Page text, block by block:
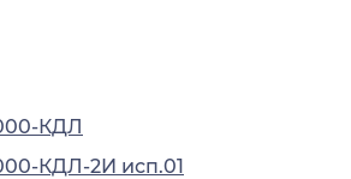
КДЛ
КДЛ-2И исп.01